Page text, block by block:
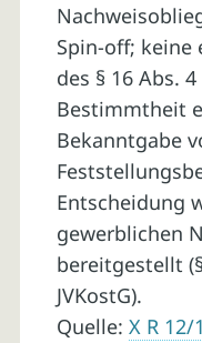
Spin-off; keine
des § 16 Abs.
Bestimmtheit
Bekanntgabe
Entscheidung
gewerblichen
bereitgestellt
JVKostG).
Quelle: X R